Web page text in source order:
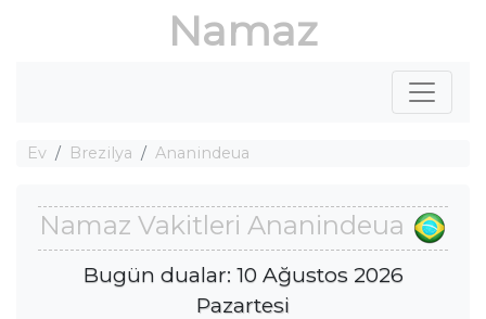
Namaz
Ev Brezilya Ananindeua
Namaz Vakitleri Ananindeua
Bugün dualar: 10 Ağustos 2026
Pazartesi